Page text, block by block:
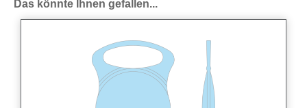
Das könnte Ihnen gefallen...